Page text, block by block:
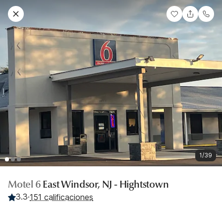
1/39
Motel 6 East Windsor, NJ - Hightstown
3.3·151 calificaciones